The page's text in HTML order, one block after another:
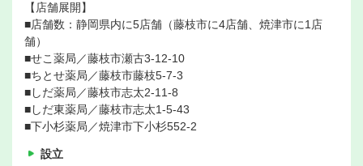
【店舗展開】
■店舗数：静岡県内に5店舗（藤枝市に4店舗、焼津市に1店
舗）
■せこ薬局／藤枝市瀬古3-12-10
■ちとせ薬局／藤枝市藤枝5-7-3
■しだ薬局／藤枝市志太2-11-8
■しだ東薬局／藤枝市志太1-5-43
■下小杉薬局／焼津市下小杉552-2
設立